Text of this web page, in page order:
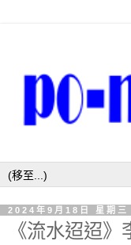
2024年9月18日 星期三
《流水迢迢